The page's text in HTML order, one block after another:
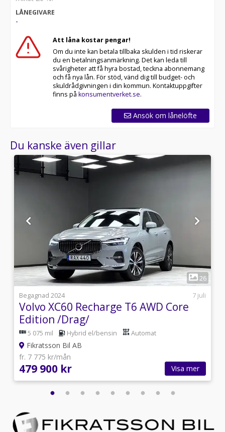
LÅNEGIVARE
-
Att låna kostar pengar!
Om du inte kan betala tillbaka skulden i tid riskerar
du en betalningsanmärkning. Det kan leda till
svårigheter att få hyra bostad, teckna abonnemang
och få nya lån. För stöd, vänd dig till budget- och
skuldrådgivningen i din kommun. Kontaktuppgifter
finns på konsumentverket.se.
Ansök om lånelöfte
Du kanske även gillar
1
26
Begagnad 2024
7 juli
Volvo XC60 Recharge T6 AWD Core
Edition /Drag/
5 075 mil Hybrid el/bensin Automat
Fikratsson Bil AB
fr. 7 775 kr/mån
479 900 kr Visa mer